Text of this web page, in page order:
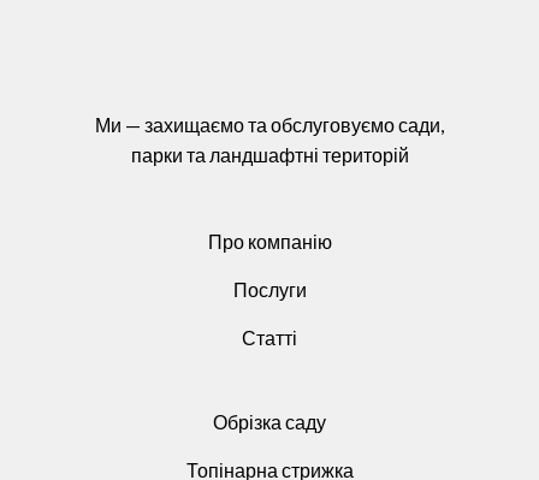
Ми — захищаємо та обслуговуємо сади,
парки та ландшафтні територій
Про компанію
Послуги
Статті
Обрізка саду
Топінарна стрижка